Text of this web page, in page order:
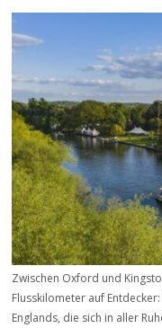
Zwischen Oxford und
Flusskilometer auf
Englands, die sich in aller